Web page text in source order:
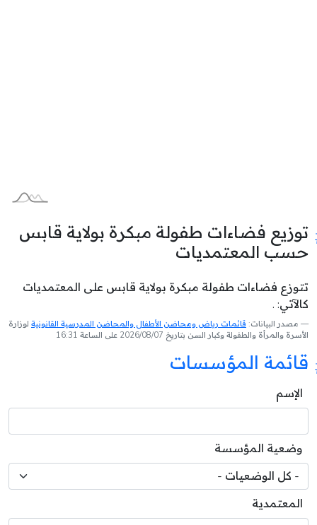
توزيع فضاءات طفولة مبكرة بولاية قابس
حسب المعتمديات
تتوزع فضاءات طفولة مبكرة بولاية قابس على المعتمديات
كالآتي: .
مصدر البيانات: قائمات رياض ومحاضن الأطفال والمحاضن المدرسية القانونية لوزارة
الأسرة والمرأة والطفولة وكبار السن بتاريخ 2026/08/07 على الساعة 16:31
قائمة المؤسسات
الإسم
وضعية المؤسسة
المعتمدية